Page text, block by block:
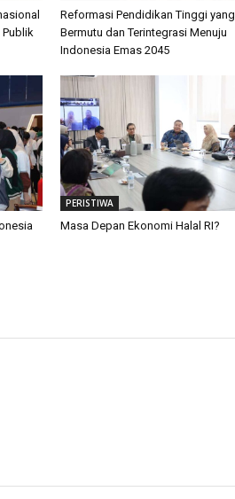
Publik
Reformasi Pendidikan Tinggi yang
Bermutu dan Terintegrasi Menuju
Indonesia Emas 2045
PERISTIWA
Masa Depan Ekonomi Halal RI?